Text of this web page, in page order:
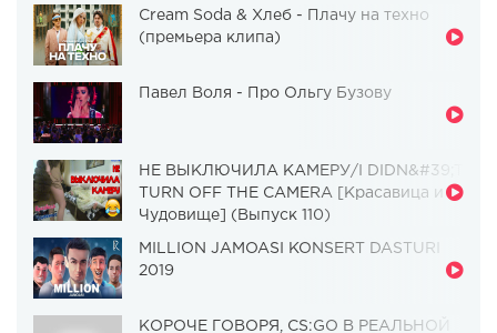
Cream Soda & Хлеб - Плачу на техно
(премьера клипа)
Павел Воля - Про Ольгу Бузову
НЕ ВЫКЛЮЧИЛА КАМЕРУ/I DIDN&#39;T
TURN OFF THE CAMERA [Красавица и
Чудовище] (Выпуск 110)
MILLION JAMOASI KONSERT DASTURI
2019
КОРОЧЕ ГОВОРЯ, CS:GO В РЕАЛЬНОЙ